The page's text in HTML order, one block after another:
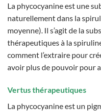
La phycocyanine est une
naturellement dans la
moyenne). Il s’agit de la
thérapeutiques à la
comment l’extraire pour
avoir plus de pouvoir pour
Vertus thérapeutiques
La phycocyanine est un